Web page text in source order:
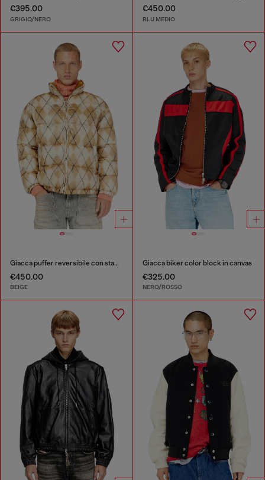
€395.00
GRIGIO/NERO
€450.00
BLU MEDIO
Giacca puffer reversibile con stampa argyle
€450.00
BEIGE
Giacca biker color block in canvas
€325.00
NERO/ROSSO